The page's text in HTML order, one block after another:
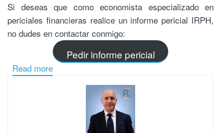
Si deseas que como economista especializado en
periciales financieras realice un informe pericial IRPH,
no dudes en contactar conmigo:
Pedir informe pericial
Read more